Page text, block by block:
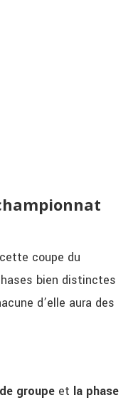
coupe du
bien distinctes
d’elle aura des
groupe et la phase